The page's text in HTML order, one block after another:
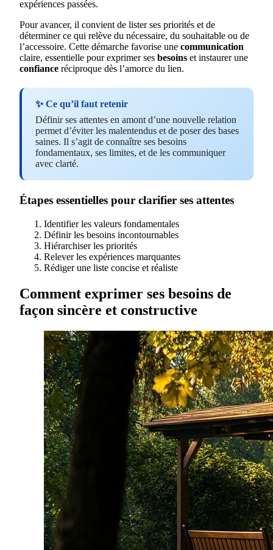
expériences passées.
Pour avancer, il convient de lister ses priorités et de
déterminer ce qui relève du nécessaire, du souhaitable ou de
l’accessoire. Cette démarche favorise une communication
claire, essentielle pour exprimer ses besoins et instaurer une
confiance réciproque dès l’amorce du lien.
✨ Ce qu’il faut retenir
Définir ses attentes en amont d’une nouvelle relation
permet d’éviter les malentendus et de poser des bases
saines. Il s’agit de connaître ses besoins
fondamentaux, ses limites, et de les communiquer
avec clarté.
Étapes essentielles pour clarifier ses attentes
Identifier les valeurs fondamentales
Définir les besoins incontournables
Hiérarchiser les priorités
Relever les expériences marquantes
Rédiger une liste concise et réaliste
Comment exprimer ses besoins de
façon sincère et constructive